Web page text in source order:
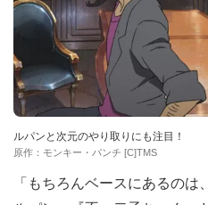
ルパンと次元のやり取りにも注目！
原作：モンキー・パンチ [C]TMS
「もちろんベースにあるの